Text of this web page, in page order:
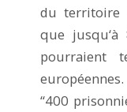
du territoire
que jusqu‘à
pourraient
“400